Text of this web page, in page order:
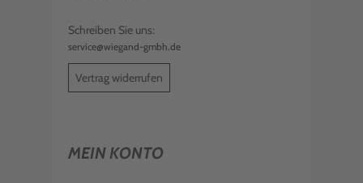
Schreiben Sie uns:
service@wiegand-gmbh.de
Vertrag widerrufen
MEIN KONTO